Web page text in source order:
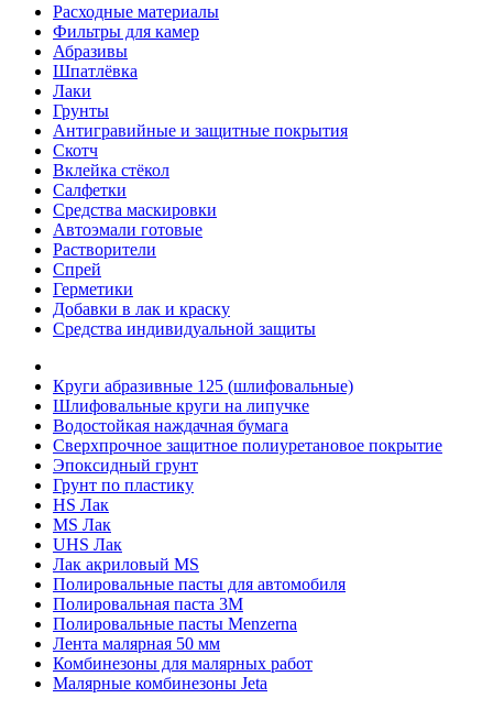
Расходные материалы
Фильтры для камер
Абразивы
Шпатлёвка
Лаки
Грунты
Антигравийные и защитные покрытия
Скотч
Вклейка стёкол
Салфетки
Средства маскировки
Автоэмали готовые
Растворители
Спрей
Герметики
Добавки в лак и краску
Средства индивидуальной защиты
Круги абразивные 125 (шлифовальные)
Шлифовальные круги на липучке
Водостойкая наждачная бумага
Сверхпрочное защитное полиуретановое покрытие
Эпоксидный грунт
Грунт по пластику
HS Лак
MS Лак
UHS Лак
Лак акриловый MS
Полировальные пасты для автомобиля
Полировальная паста 3М
Полировальные пасты Menzerna
Лента малярная 50 мм
Комбинезоны для малярных работ
Малярные комбинезоны Jeta